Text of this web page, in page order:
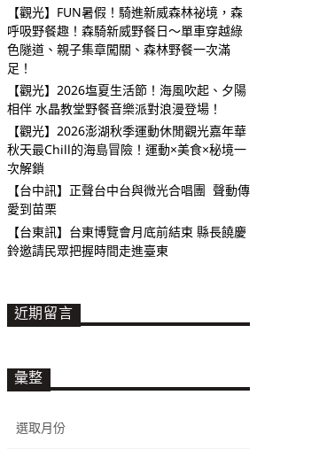
【觀光】FUN暑假！騎進新威森林祕境，森
呼吸野餐趣！森騎新威野餐日～單車穿越綠
色隧道、親子集章闖關、森林野餐一次滿
足！
【觀光】2026塩夏生活節！海風吹起、夕陽
相伴 水晶教堂野餐音樂派對浪漫登場！
【觀光】2026澎湖秋季運動休閒觀光嘉年華
秋天最Chill的海島冒險！運動×美食×秘境一
次解鎖
【台中訊】正聲台中台與微光合唱團 聲動傳
愛到苗栗
【台東訊】台東博覽會月底前結束 縣長饒慶
鈴邀請民眾把握時間走進臺東
近期留言
彙整
整